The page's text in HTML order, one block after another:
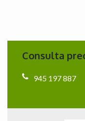
Consulta
945 197 887